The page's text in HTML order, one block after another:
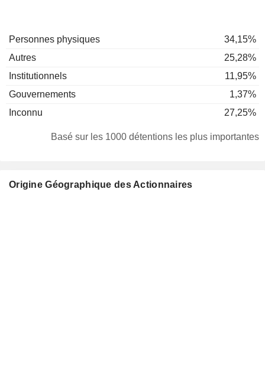
Personnes physiques
34,15%
Autres
25,28%
Institutionnels
11,95%
Gouvernements
1,37%
Inconnu
27,25%
Basé sur les 1000 détentions les plus importantes
Origine Géographique des Actionnaires